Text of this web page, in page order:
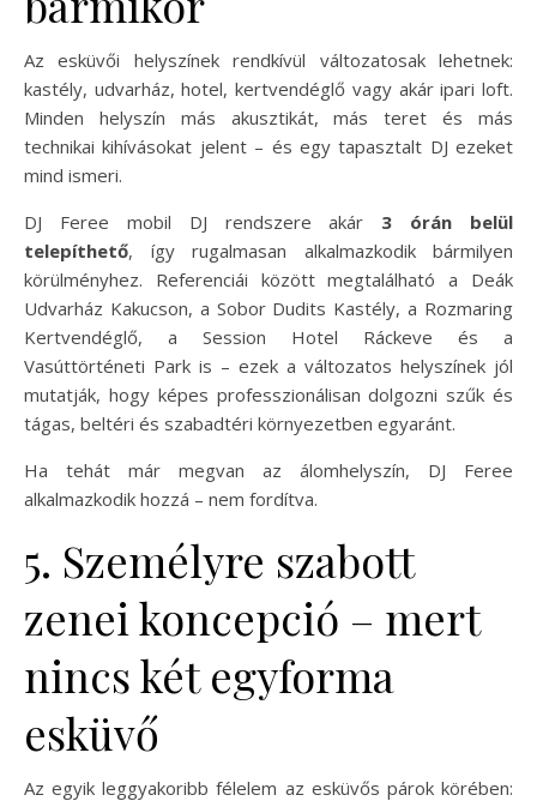
Az esküvői helyszínek rendkívül változatosak lehetnek:
kastély, udvarház, hotel, kertvendéglő vagy akár ipari loft.
Minden helyszín más akusztikát, más teret és más
technikai kihívásokat jelent – és egy tapasztalt DJ ezeket
mind ismeri.
DJ Feree mobil DJ rendszere akár 3 órán belül
telepíthető, így rugalmasan alkalmazkodik bármilyen
körülményhez. Referenciái között megtalálható a Deák
Udvarház Kakucson, a Sobor Dudits Kastély, a Rozmaring
Kertvendéglő, a Session Hotel Ráckeve és a
Vasúttörténeti Park is – ezek a változatos helyszínek jól
mutatják, hogy képes professzionálisan dolgozni szűk és
tágas, beltéri és szabadtéri környezetben egyaránt.
Ha tehát már megvan az álomhelyszín, DJ Feree
alkalmazkodik hozzá – nem fordítva.
5. Személyre szabott
zenei koncepció – mert
nincs két egyforma
esküvő
Az egyik leggyakoribb félelem az esküvős párok körében: